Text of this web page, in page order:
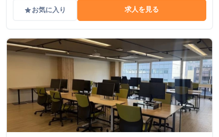
gradeお気に入り 求人を見る